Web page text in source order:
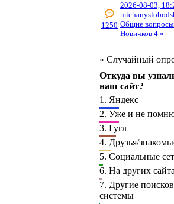
1250
2026-08-03,
Общие
Новичков 4 »
» Случайный
Откуда вы
наш сайт?
1. Яндекс
2. Уже и не
3. Гугл
4. Друзья/
5. Социальные
6. На других
7. Другие
системы